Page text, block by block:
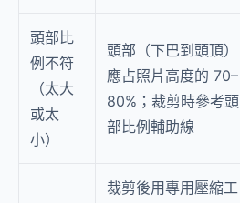
頭部比
例不符
（太大
或太
小）
頭部（下巴到頭頂）
應占照片高度的 70–
80%；裁剪時參考頭
部比例輔助線
裁剪後用專用壓縮工